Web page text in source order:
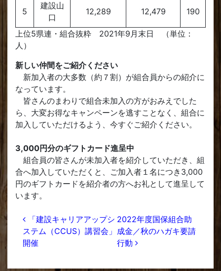
5
建設山
口
12,289 12,479 190
上位5県連・組合抜粋 2021年9月末日 （単位：
人）
新しい仲間をご紹介ください
新加入者の大多数（約７割）が組合員からの紹介に
なっています。
皆さんのまわりで組合未加入の方がおみえでした
ら、大変お得なキャンペーンを逃すことなく、組合に
加入していただけるよう、今すぐご紹介ください。
3,000円分のギフトカード進呈中
組合員の皆さんが未加入者を紹介していただき、組
合へ加入していただくと、ご加入者１名につき3,000
円のギフトカードを紹介者の方へお礼として進呈して
います。
投稿ナビゲーション
「建設キャリアアップシ
ステム（CCUS）講習会」
開催
2022年度国保組合助
成金／秋のハガキ要請
行動